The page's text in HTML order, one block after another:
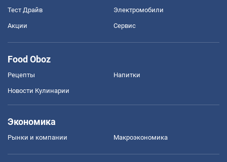
Тест Драйв Электромобили
Акции Сервис
Food Oboz
Рецепты Напитки
Новости Кулинарии
Экономика
Рынки и компании Mакроэкономика